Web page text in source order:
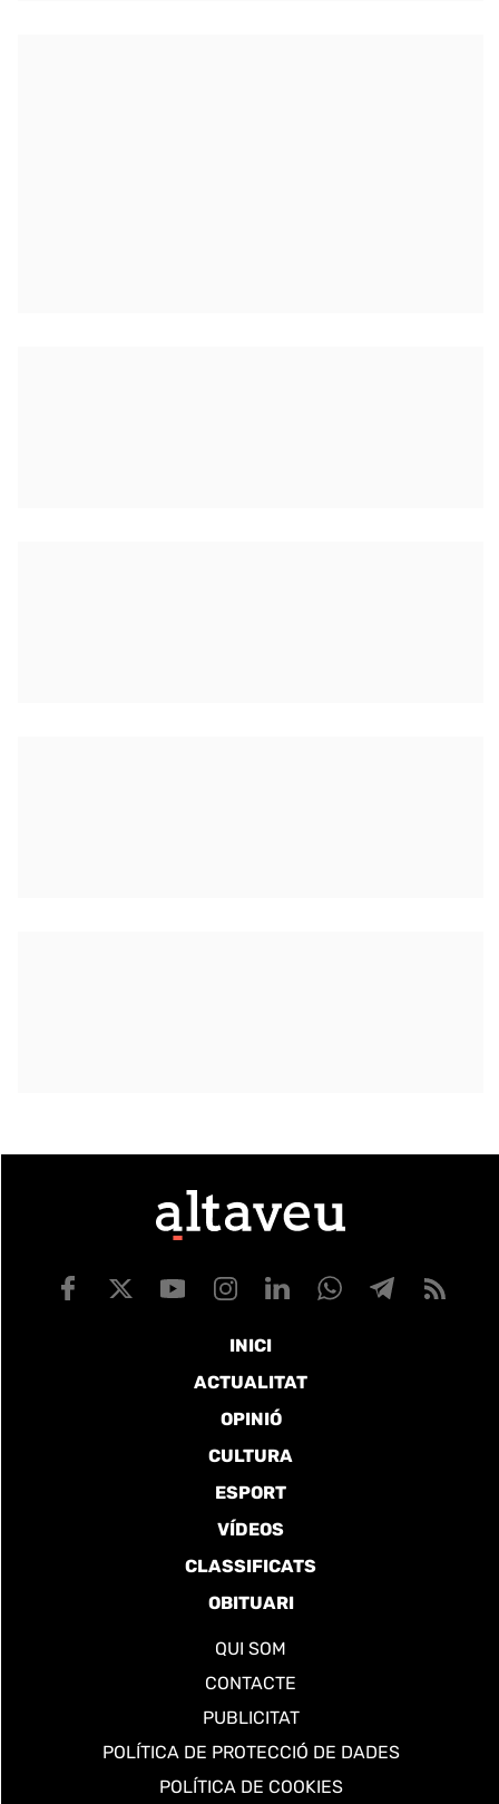
INICI
ACTUALITAT
OPINIÓ
CULTURA
ESPORT
VÍDEOS
CLASSIFICATS
OBITUARI
QUI SOM
CONTACTE
PUBLICITAT
POLÍTICA DE PROTECCIÓ DE DADES
POLÍTICA DE COOKIES